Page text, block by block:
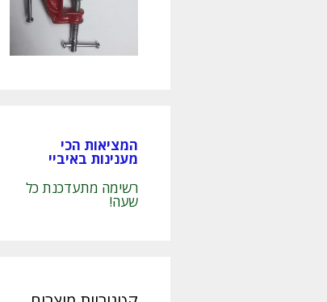
המציאות הכי
מענינות באיביי
רשימה מתעדכנת כל
שעה!